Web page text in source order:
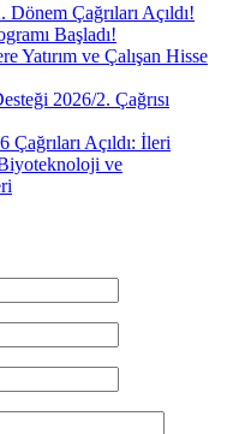
Çağrıları Açıldı!
Başladı!
Yatırım ve Çalışan Hisse
2026/2. Çağrısı
Açıldı: İleri
ve